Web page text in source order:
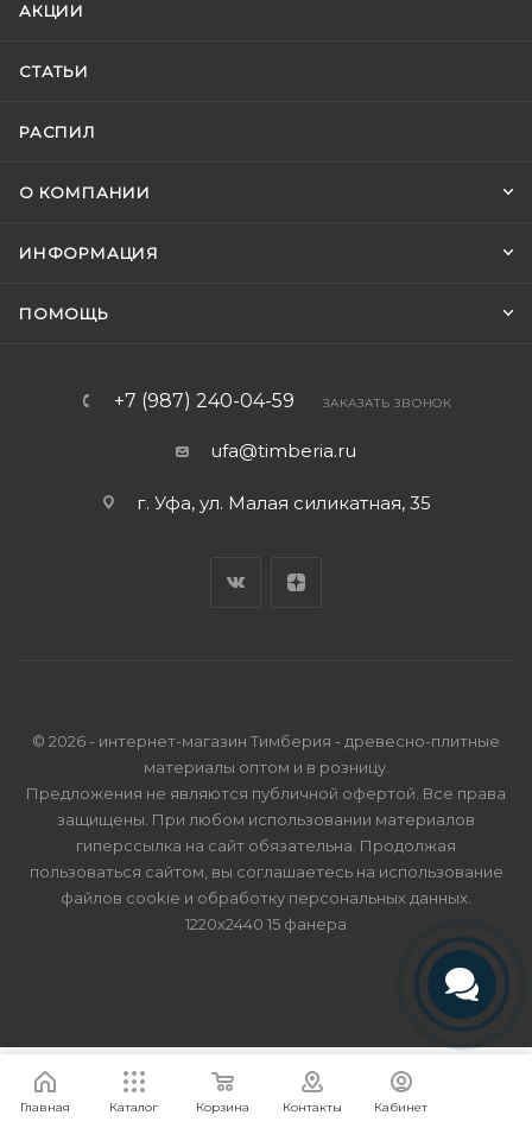
АКЦИИ
СТАТЬИ
РАСПИЛ
О КОМПАНИИ
ИНФОРМАЦИЯ
ПОМОЩЬ
+7 (987) 240-04-59 ЗАКАЗАТЬ ЗВОНОК
ufa@timberia.ru
г. Уфа, ул. Малая силикатная, 35
© 2026 - интернет-магазин Тимберия - древесно-плитные
материалы оптом и в розницу.
Предложения не являются публичной офертой. Все права
защищены. При любом использовании материалов
гиперссылка на сайт обязательна. Продолжая
пользоваться сайтом, вы соглашаетесь на использование
файлов cookie и обработку персональных данных
1220х2440 15 фанера
Главная Каталог Корзина Контакты Кабинет
Мы используем файлы cookie. Подробнее Я согласен
Telegram